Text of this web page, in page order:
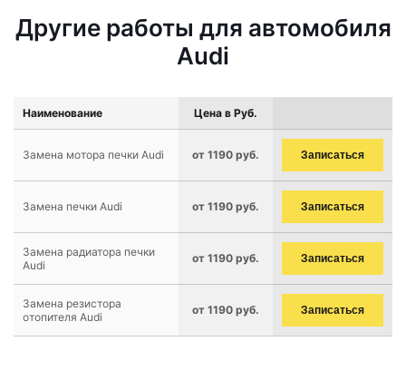
Другие работы для автомобиля
Audi
Наименование Цена в Руб.
Замена мотора печки Audi от 1190 руб. Записаться
Замена печки Audi от 1190 руб. Записаться
Замена радиатора печки
Audi
от 1190 руб. Записаться
Замена резистора
отопителя Audi
от 1190 руб. Записаться